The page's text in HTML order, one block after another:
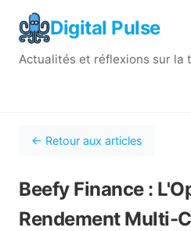
Digital Pulse
Actualités et réflexions sur la
← Retour aux articles
Beefy Finance :
Rendement Multi-